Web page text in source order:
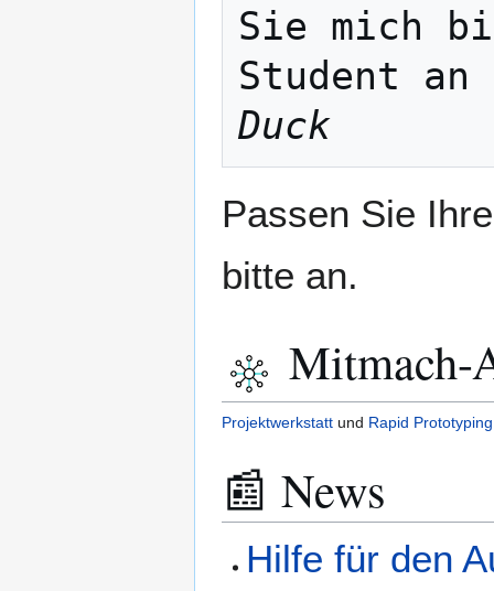
Sie mich
Student an
Duck
Passen Sie
bitte an.
Mitmach-
Projektwerkstatt und Rapid
📰 News
Hilfe für den